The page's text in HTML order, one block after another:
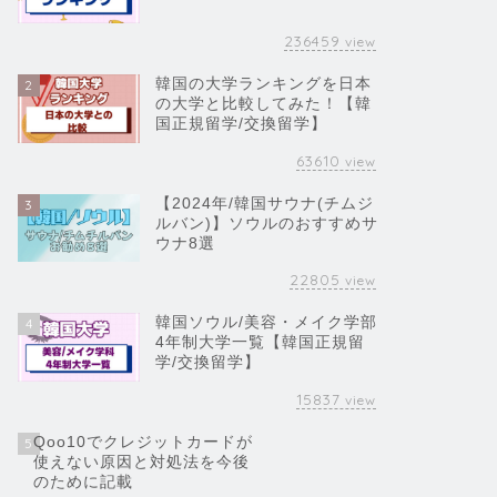
236459 view
2
韓国の大学ランキングを日本
の大学と比較してみた！【韓
国正規留学/交換留学】
63610 view
3
【2024年/韓国サウナ(チムジ
ルバン)】ソウルのおすすめサ
ウナ8選
22805 view
4
韓国ソウル/美容・メイク学部
4年制大学一覧【韓国正規留
学/交換留学】
15837 view
5Qoo10でクレジットカードが
使えない原因と対処法を今後
のために記載